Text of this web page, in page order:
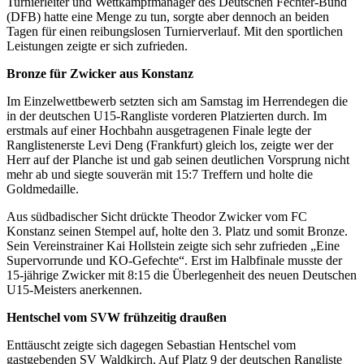
(DFB) hatte eine Menge zu tun, sorgte aber dennoch an beiden
Tagen für einen reibungslosen Turnierverlauf. Mit den sportlichen
Leistungen zeigte er sich zufrieden.
Bronze für Zwicker aus Konstanz
Im Einzelwettbewerb setzten sich am Samstag im Herrendegen die
in der deutschen U15-Rangliste vorderen Platzierten durch. Im
erstmals auf einer Hochbahn ausgetragenen Finale legte der
Ranglistenerste Levi Deng (Frankfurt) gleich los, zeigte wer der
Herr auf der Planche ist und gab seinen deutlichen Vorsprung nicht
mehr ab und siegte souverän mit 15:7 Treffern und holte die
Goldmedaille.
Aus südbadischer Sicht drückte Theodor Zwicker vom FC
Konstanz seinen Stempel auf, holte den 3. Platz und somit Bronze.
Sein Vereinstrainer Kai Hollstein zeigte sich sehr zufrieden „Eine
Supervorrunde und KO-Gefechte“. Erst im Halbfinale musste der
15-jährige Zwicker mit 8:15 die Überlegenheit des neuen Deutschen
U15-Meisters anerkennen.
Hentschel vom SVW frühzeitig draußen
Enttäuscht zeigte sich dagegen Sebastian Hentschel vom
gastgebenden SV Waldkirch. Auf Platz 9 der deutschen Rangliste